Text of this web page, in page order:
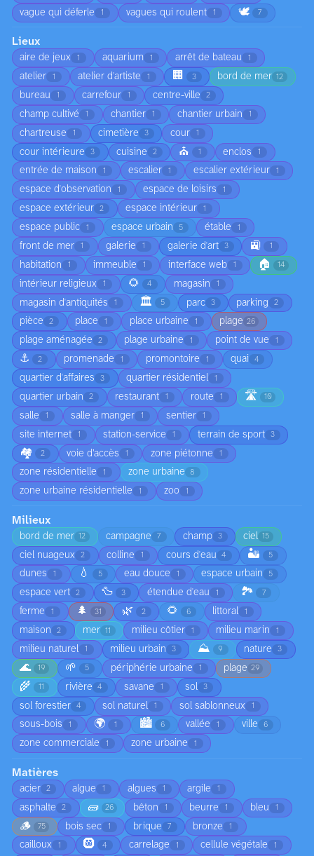
vague qui déferle 1 vagues qui roulent 1 🕊️ 7
Lieux
aire de jeux 1 aquarium 1 arrêt de bateau 1
atelier 1 atelier d'artiste 1 🏢 3 bord de mer 12
bureau 1 carrefour 1 centre-ville 2
champ cultivé 1 chantier 1 chantier urbain 1
chartreuse 1 cimetière 3 cour 1
cour intérieure 3 cuisine 2 ⛪ 1 enclos 1
entrée de maison 1 escalier 1 escalier extérieur 1
espace d'observation 1 espace de loisirs 1
espace extérieur 2 espace intérieur 1
espace public 1 espace urbain 5 étable 1
front de mer 1 galerie 1 galerie d'art 3 🚉 1
habitation 1 immeuble 1 interface web 1 🏠 14
intérieur religieux 1 🌻 4 magasin 1
magasin d'antiquités 1 🏛️ 5 parc 3 parking 2
pièce 2 place 1 place urbaine 1 plage 26
plage aménagée 2 plage urbaine 1 point de vue 1
⚓ 2 promenade 1 promontoire 1 quai 4
quartier d'affaires 3 quartier résidentiel 1
quartier urbain 2 restaurant 1 route 1 🛣️ 10
salle 1 salle à manger 1 sentier 1
site internet 1 station-service 1 terrain de sport 3
🏘️ 2 voie d’accès 1 zone piétonne 1
zone résidentielle 1 zone urbaine 8
zone urbaine résidentielle 1 zoo 1
Milieux
bord de mer 12 campagne 7 champ 3 ciel 15
ciel nuageux 2 colline 1 cours d'eau 4 🏜️ 5
dunes 1 💧 5 eau douce 1 espace urbain 5
espace vert 2 🦆 3 étendue d'eau 1 🏞️ 7
ferme 1 🌲 31 🌿 2 🌻 6 littoral 1
maison 2 mer 11 milieu côtier 1 milieu marin 1
milieu naturel 1 milieu urbain 3 ⛰️ 9 nature 3
🌊 19 🌱 5 périphérie urbaine 1 plage 29
🌾 11 rivière 4 savane 1 sol 3
sol forestier 4 sol naturel 1 sol sablonneux 1
sous-bois 1 🌍 1 🏙️ 6 vallée 1 ville 6
zone commerciale 1 zone urbaine 1
Matières
acier 2 algue 1 algues 1 argile 1
asphalte 2 🧱 26 bêton 1 beurre 1 bleu 1
🪵 75 bois sec 1 brique 7 bronze 1
cailloux 1 🛞 4 carrelage 1 cellule végétale 1